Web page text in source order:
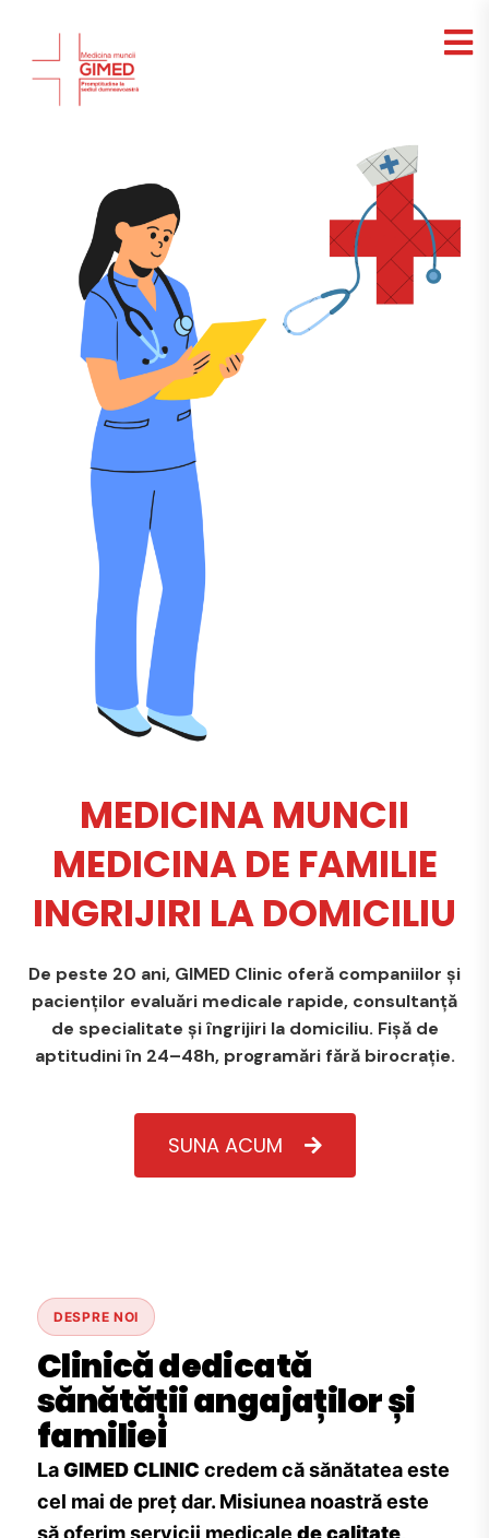
MEDICINA MUNCII
MEDICINA DE FAMILIE
INGRIJIRI LA DOMICILIU
De peste 20 ani, GIMED Clinic oferă companiilor și
pacienților evaluări medicale rapide, consultanță
de specialitate și îngrijiri la domiciliu. Fișă de
aptitudini în 24–48h, programări fără birocrație.
SUNA ACUM
DESPRE NOI
Clinică dedicată
sănătății angajaților și
familiei
LaGIMED CLINIC credem că sănătatea este
cel mai de preț dar. Misiunea noastră este
să oferim servicii medicale de calitate,